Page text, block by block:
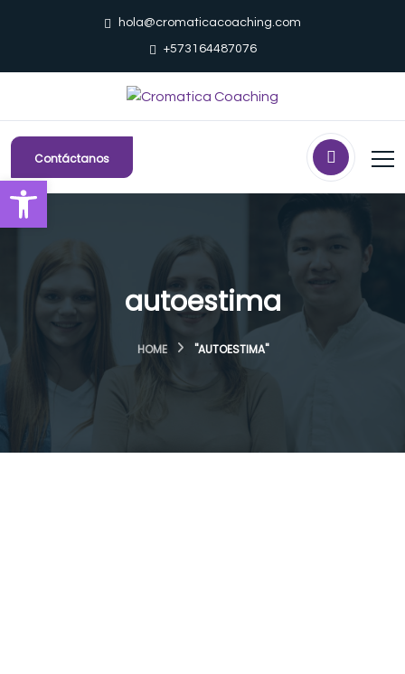
hola@cromaticacoaching.com
+573164487076
Contáctanos
autoestima
HOME "AUTOESTIMA"
Abrir barra de herramientas